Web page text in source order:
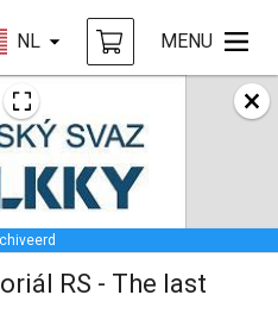
NL MENU
RS - The last